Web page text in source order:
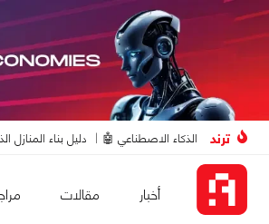
ترند الذكاء الاصطناعي 🤖 دليل بناء المنازل
أخبار مقالات